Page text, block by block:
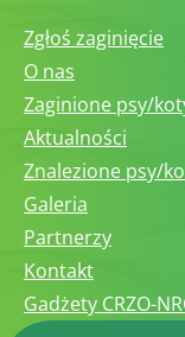
Zgłoś zaginięcie
O nas
Zaginione psy/
Aktualności
Znalezione psy/
Galeria
Partnerzy
Kontakt
Gadżety CRZO-